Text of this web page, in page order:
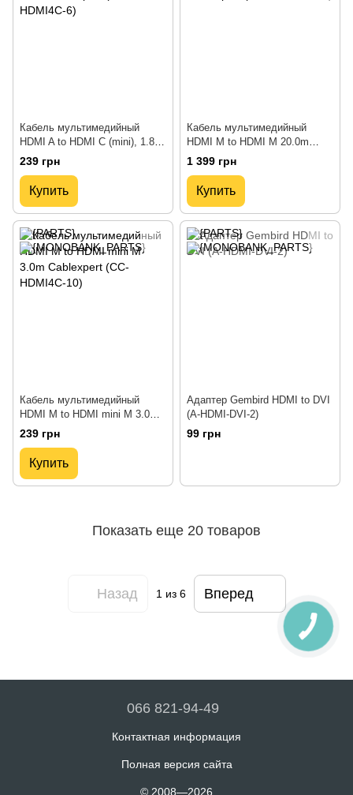
Кабель мультимедийный
HDMI A to HDMI C (mini), 1.8m
Cablexpert (CC-HDMI4C-6)
239 грн
Купить
Кабель мультимедийный
HDMI M to HDMI M 20.0m
Cablexpert (CC-HDMI4-20M)
1 399 грн
Купить
Кабель мультимедийный
HDMI M to HDMI mini M 3.0m
Cablexpert (CC-HDMI4C-10)
239 грн
Купить
Адаптер Gembird HDMI to DVI
(A-HDMI-DVI-2)
99 грн
Показать еще 20 товаров
Назад 1из 6 Вперед
066 821-94-49
Контактная информация
Полная версия сайта
© 2008—2026